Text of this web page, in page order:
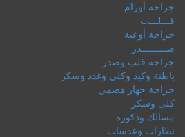
جراحة أورام
قـــلـــب
جراحة أوعية
صـــــــــدر
جراحة قلب وصدر
باطنة وكبد وكلى وغدد وسكر
جراحة جهاز هضمي
كلى وسكر
مسالك وذكورة
نظارات وعدسات